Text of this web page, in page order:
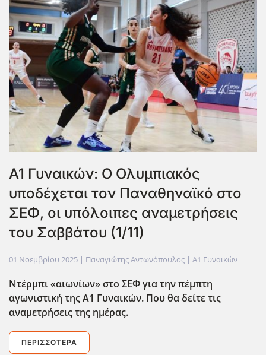
A1 Γυναικών: Ο Ολυμπιακός
υποδέχεται τον Παναθηναϊκό στο
ΣΕΦ, οι υπόλοιπες αναμετρήσεις
του Σαββάτου (1/11)
01 Νοεμβρίου 2025 | Παναγιώτης Αντωνόπουλος | Α1 Γυναικών
Ντέρμπι «αιωνίων» στο ΣΕΦ για την πέμπτη
αγωνιστική της Α1 Γυναικών. Που θα δείτε τις
αναμετρήσεις της ημέρας.
ΠΕΡΙΣΣΌΤΕΡΑ